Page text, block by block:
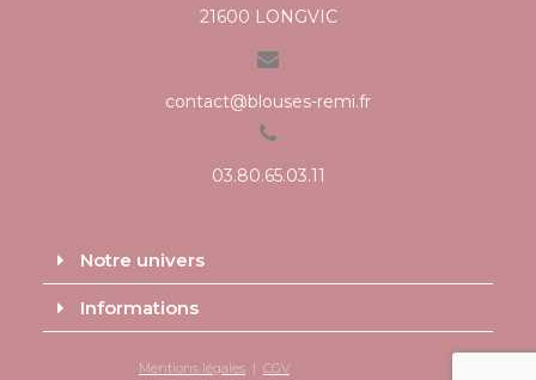
21600 LONGVIC
contact@blouses-remi.fr
03.80.65.03.11
Notre univers
Informations
Mentions légales | CGV